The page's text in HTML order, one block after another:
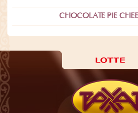
CHOCOLATE PIE